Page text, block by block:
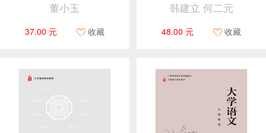
董小玉
37.00 元 收藏
韩建立 何二元
48.00 元 收藏